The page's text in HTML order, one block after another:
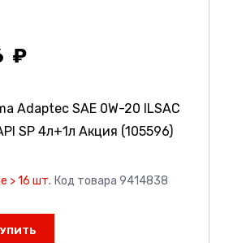
Adaptec SAE 0W-20 ILSAC
SP 4л+1л Акция (105596)
> 16 шт. Код товара 9414838